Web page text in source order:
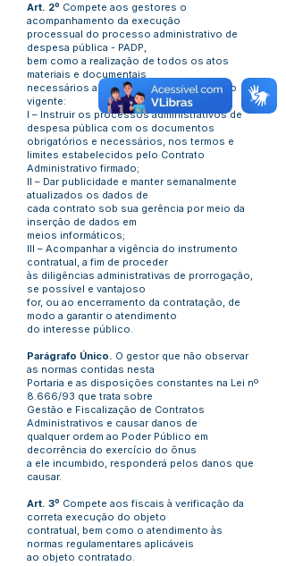
Art. 2º Compete aos gestores o
acompanhamento da execução
processual do processo administrativo de
despesa pública - PADP,
bem como a realização de todos os atos
materiais e documentais
necessários ao atendimento da legislação
vigente:
I – Instruir os processos administrativos de
despesa pública com os documentos
obrigatórios e necessários, nos termos e
limites estabelecidos pelo Contrato
Administrativo firmado;
II – Dar publicidade e manter semanalmente
atualizados os dados de
cada contrato sob sua gerência por meio da
inserção de dados em
meios informáticos;
III – Acompanhar a vigência do instrumento
contratual, a fim de proceder
às diligências administrativas de prorrogação,
se possível e vantajoso
for, ou ao encerramento da contratação, de
modo a garantir o atendimento
do interesse público.
Parágrafo Único. O gestor que não observar
as normas contidas nesta
Portaria e as disposições constantes na Lei nº
8.666/93 que trata sobre
Gestão e Fiscalização de Contratos
Administrativos e causar danos de
qualquer ordem ao Poder Público em
decorrência do exercício do ônus
a ele incumbido, responderá pelos danos que
causar.
Art. 3º Compete aos fiscais à verificação da
correta execução do objeto
contratual, bem como o atendimento às
normas regulamentares aplicáveis
ao objeto contratado.